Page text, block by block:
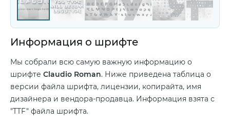
Информация о шрифте
Мы собрали всю самую важную информацию о
шрифте Claudio Roman. Ниже приведена таблица о
версии файла шрифта, лицензии, копирайта, имя
дизайнера и вендора-продавца. Информация взята с
"TTF" файла шрифта.